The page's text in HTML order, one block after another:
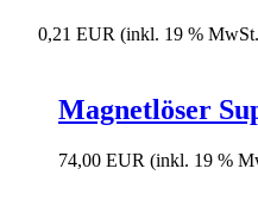
0,21 EUR (inkl. 19 %
Magnetlöser
74,00 EUR (inkl. 19 %